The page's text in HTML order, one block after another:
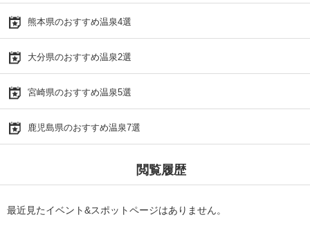
熊本県のおすすめ温泉4選
大分県のおすすめ温泉2選
宮崎県のおすすめ温泉5選
鹿児島県のおすすめ温泉7選
閲覧履歴
最近見たイベント&スポットページはありません。